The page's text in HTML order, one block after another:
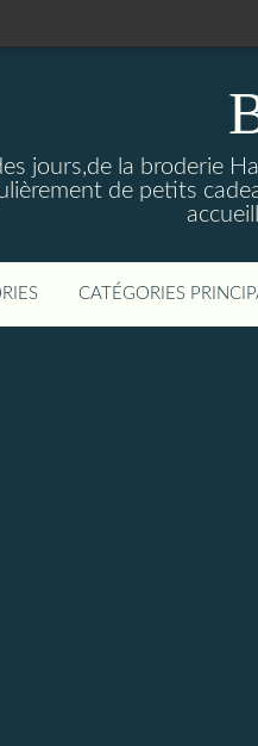
jours,de la broderie
de petits
CATÉGORIES